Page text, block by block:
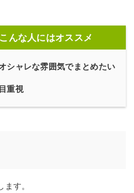
んな人にはオススメ
シャレな雰囲気でまとめたい
重視
す。